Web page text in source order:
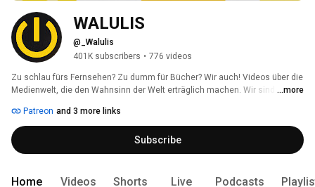
WALULIS
@_Walulis
401K subscribers • 776 videos
Zu schlau fürs Fernsehen? Zu dumm für Bücher? Wir auch! Videos über die
Medienwelt, die den Wahnsinn der Welt erträglich machen. Wir sind deine
...more
Patreon and 3 more links
Subscribe
Home Videos Shorts Live Podcasts